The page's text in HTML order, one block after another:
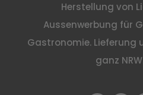
Herstellung von
Aussenwerbung für
Gastronomie. Lieferung
ganz